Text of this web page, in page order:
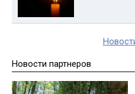
Новости партнеров